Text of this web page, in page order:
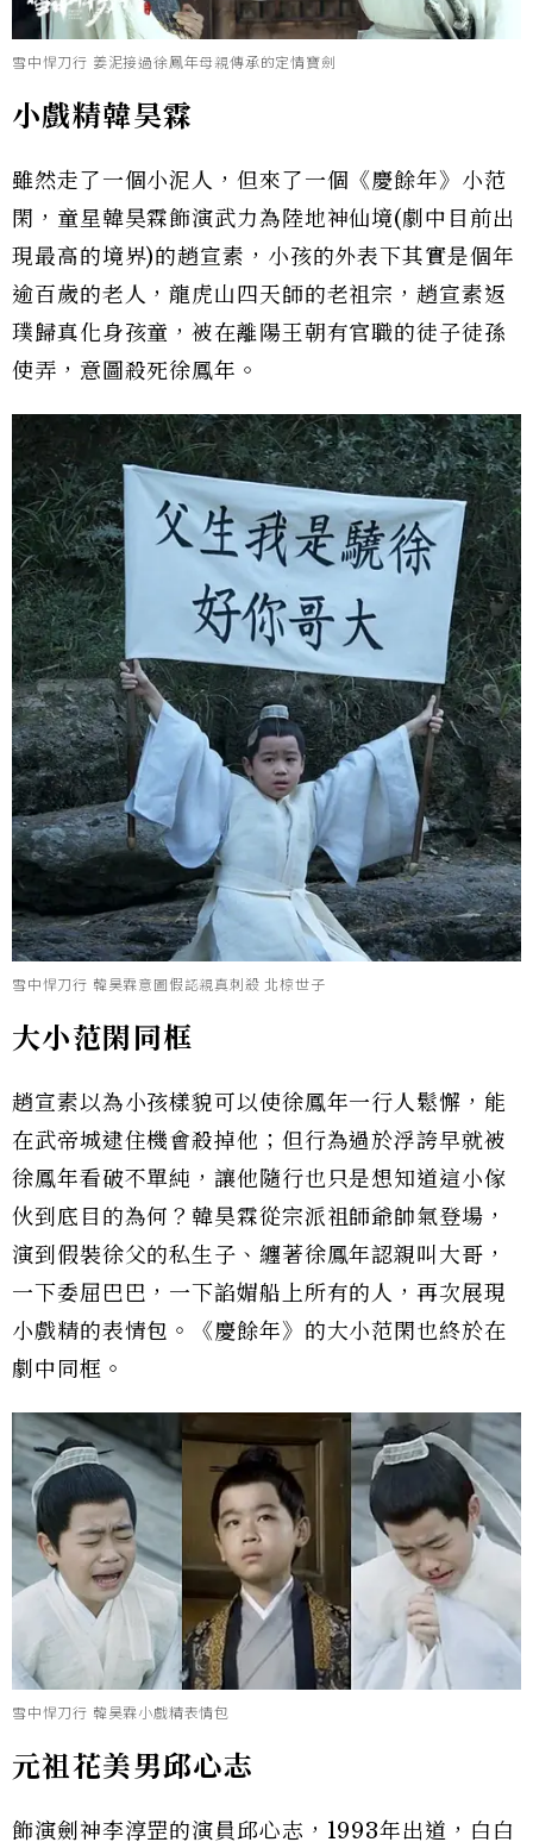
雪中悍刀行 姜泥接過徐鳳年母親傳承的定情寶劍
小戲精韓昊霖
雖然走了一個小泥人，但來了一個《慶餘年》小范
閑，童星韓昊霖飾演武力為陸地神仙境(劇中目前出
現最高的境界)的趙宣素，小孩的外表下其實是個年
逾百歲的老人，龍虎山四天師的老祖宗，趙宣素返
璞歸真化身孩童，被在離陽王朝有官職的徒子徒孫
使弄，意圖殺死徐鳳年。
雪中悍刀行 韓昊霖意圖假認親真刺殺 北椋世子
大小范閑同框
趙宣素以為小孩樣貌可以使徐鳳年一行人鬆懈，能
在武帝城逮住機會殺掉他；但行為過於浮誇早就被
徐鳳年看破不單純，讓他隨行也只是想知道這小傢
伙到底目的為何？韓昊霖從宗派祖師爺帥氣登場，
演到假裝徐父的私生子、纏著徐鳳年認親叫大哥，
一下委屈巴巴，一下諂媚船上所有的人，再次展現
小戲精的表情包。《慶餘年》的大小范閑也終於在
劇中同框。
雪中悍刀行 韓昊霖小戲精表情包
元祖花美男邱心志
飾演劍神李淳罡的演員邱心志，1993年出道，白白